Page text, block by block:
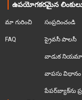
ఉపయోగకరమైన
మా గురించి
FAQ
సంప్రదించండి
ప్రైవసీ పాలసీ
వాడుక
వాపసు విధానం